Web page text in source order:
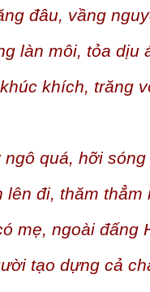
đâu, vầng
làn môi, tỏa dịu
khích, trăng
ngô quá, hỡi
lên đi, thăm thẳm
mẹ, ngoài đấng
tạo dựng cả